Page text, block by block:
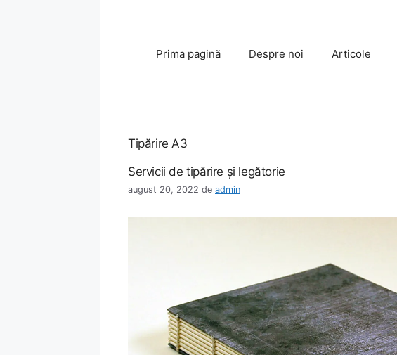
Prima pagină
Despre noi Articole
Tipărire A3
Servicii de tipărire şi legătorie
august 20, 2022 de admin